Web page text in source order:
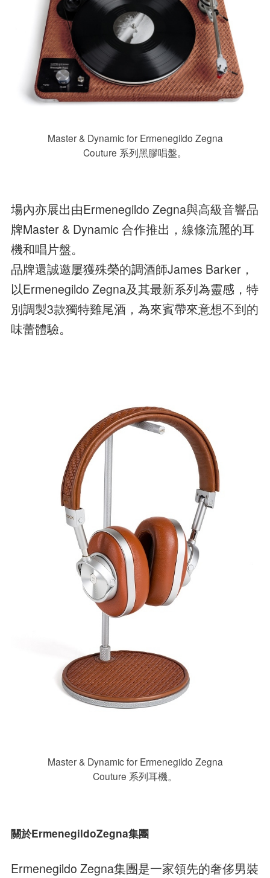
Master & Dynamic for Ermenegildo Zegna
Couture 系列黑膠唱盤。
場內亦展出由Ermenegildo Zegna與高級音響品
牌Master & Dynamic 合作推出，線條流麗的耳
機和唱片盤。
品牌還誠邀屢獲殊榮的調酒師James Barker，
以Ermenegildo Zegna及其最新系列為靈感，特
別調製3款獨特雞尾酒，為來賓帶來意想不到的
味蕾體驗。
Master & Dynamic for Ermenegildo Zegna
Couture 系列耳機。
關於ErmenegildoZegna集團
Ermenegildo Zegna集團是一家領先的奢侈男裝